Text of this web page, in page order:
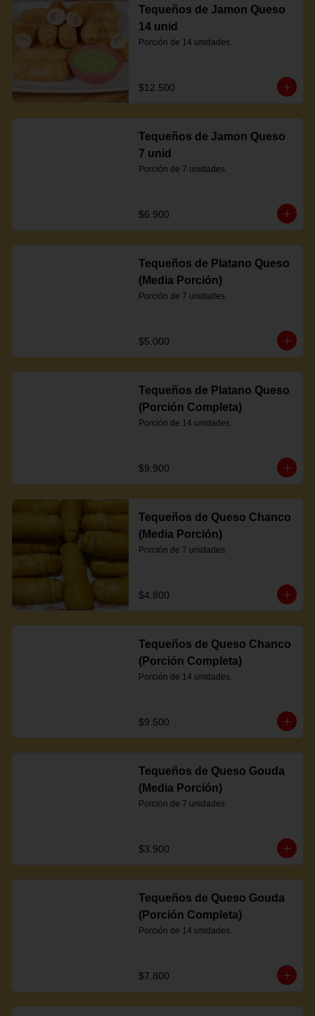
Tequeños de Jamon Queso
14 unid
Porción de 14 unidades.
$12.500
Tequeños de Jamon Queso
7 unid
Porción de 7 unidades.
$6.900
Tequeños de Platano Queso
(Media Porción)
Porción de 7 unidades.
$5.000
Tequeños de Platano Queso
(Porción Completa)
Porción de 14 unidades.
$9.900
Tequeños de Queso Chanco
(Media Porción)
Porción de 7 unidades.
$4.800
Tequeños de Queso Chanco
(Porción Completa)
Porción de 14 unidades.
$9.500
Tequeños de Queso Gouda
(Media Porción)
Porción de 7 unidades.
$3.900
Tequeños de Queso Gouda
(Porción Completa)
Porción de 14 unidades.
$7.800